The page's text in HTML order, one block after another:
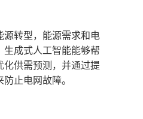
源转型，能源需求和电
生成式人工智能能够帮
化供需预测，并通过提
止电网故障。